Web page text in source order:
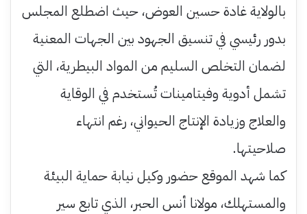
بالولاية غادة حسين العوض، حيث اضطلع المجلس
بدور رئيسي في تنسيق الجهود بين الجهات المعنية
لضمان التخلص السليم من المواد البيطرية، التي
تشمل أدوية وفيتامينات تُستخدم في الوقاية
والعلاج وزيادة الإنتاج الحيواني، رغم انتهاء
صلاحيتها.
كما شهد الموقع حضور وكيل نيابة حماية البيئة
والمستهلك، مولانا أنس الحبر، الذي تابع سير